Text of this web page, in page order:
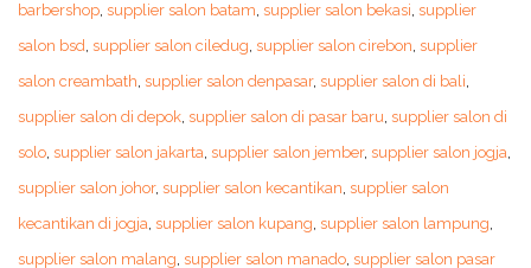
barbershop, supplier salon batam, supplier salon bekasi, supplier
salon bsd, supplier salon ciledug, supplier salon cirebon, supplier
salon creambath, supplier salon denpasar, supplier salon di bali,
supplier salon di depok, supplier salon di pasar baru, supplier salon di
solo, supplier salon jakarta, supplier salon jember, supplier salon jogja,
supplier salon johor, supplier salon kecantikan, supplier salon
kecantikan di jogja, supplier salon kupang, supplier salon lampung,
supplier salon malang, supplier salon manado, supplier salon pasar